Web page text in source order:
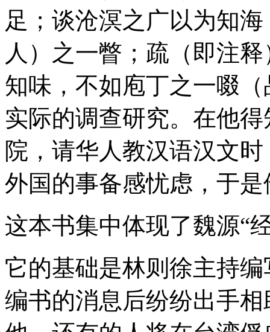
足；谈沧溟之广以为知
人）之一瞥；疏（即注
知味，不如庖丁之一啜
实际的调查研究。在他
院，请华人教汉语汉文
外国的事备感忧虑，于
这本书集中体现了魏源“
它的基础是林则徐主持
编书的消息后纷纷出手